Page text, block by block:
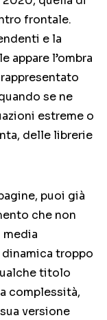
frontale.
e la
appare l’ombra
se ne
estreme o
delle librerie
puoi già
che non
media
troppo
titolo
complessità,
versione